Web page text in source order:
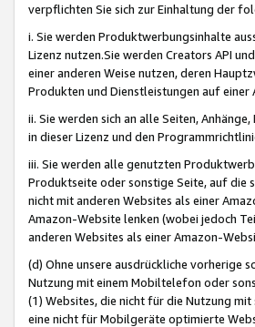
verpflichten Sie sich zur Einhaltung der
i. Sie werden Produktwerbungsinhalte
Lizenz nutzen.Sie werden Creators API
einer anderen Weise nutzen, deren
Produkten und Dienstleistungen auf einer
ii. Sie werden sich an alle Seiten,
in dieser Lizenz und den
iii. Sie werden alle genutzten
Produktseite oder sonstige Seite, auf die
nicht mit anderen Websites als einer
Amazon-Website lenken (wobei jedoch
anderen Websites als einer Amazon-
(d) Ohne unsere ausdrückliche vorherige
Nutzung mit einem Mobiltelefon oder
(1) Websites, die nicht für die Nutzung
eine nicht für Mobilgeräte optimierte